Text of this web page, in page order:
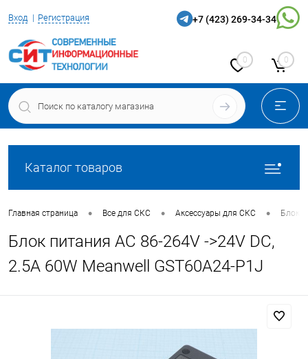
Вход Регистрация +7 (423) 269-34-34
0 0
Каталог товаров
Главная страница • Все для СКС • Аксессуары для СКС • Блоки
Блок питания AC 86-264V ->24V DC,
2.5A 60W Meanwell GST60A24-P1J